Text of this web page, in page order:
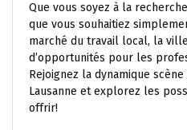
Que vous soyez à la
que vous souhaitiez
marché du travail local, la
d’opportunités pour les
Rejoignez la dynamique
Lausanne et explorez les
offrir!